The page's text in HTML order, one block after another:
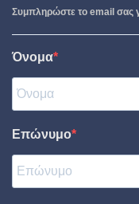
Συμπληρώστε το email σας
Όνομα
Επώνυμο